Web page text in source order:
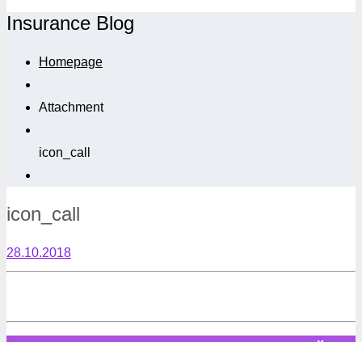
Insurance Blog
Homepage
Attachment
icon_call
icon_call
28.10.2018